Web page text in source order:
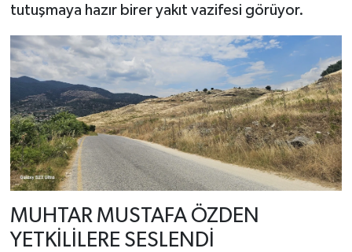
tutuşmaya hazır birer yakıt vazifesi görüyor.
​MUHTAR MUSTAFA ÖZDEN
YETKİLİLERE SESLENDİ